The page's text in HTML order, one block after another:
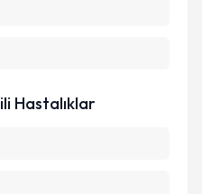
verilerimin belirtilen
Hastalıklar